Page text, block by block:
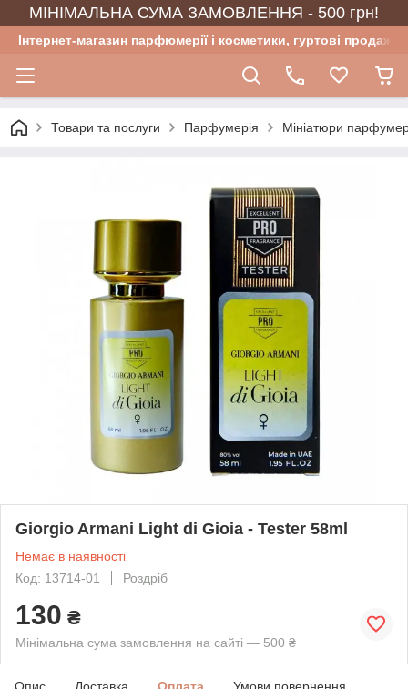
МІНІМАЛЬНА СУМА ЗАМОВЛЕННЯ - 500 грн!
Інтернет-магазин парфюмерії і косметики, гуртові продажі
Товари та послуги Парфумерія Мініатюри
Giorgio Armani Light di Gioia - Tester 58ml
Немає в наявності
Код: 13714-01
Роздріб
130 ₴
Мінімальна сума замовлення на сайті — 500 ₴
Опис Доставка Оплата Умови повернення